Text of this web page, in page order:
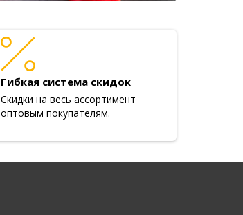
Гибкая система скидок
Скидки на весь ассортимент
оптовым покупателям.